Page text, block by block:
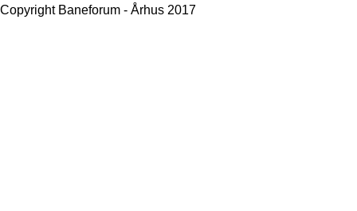
Copyright Baneforum - Århus 2017